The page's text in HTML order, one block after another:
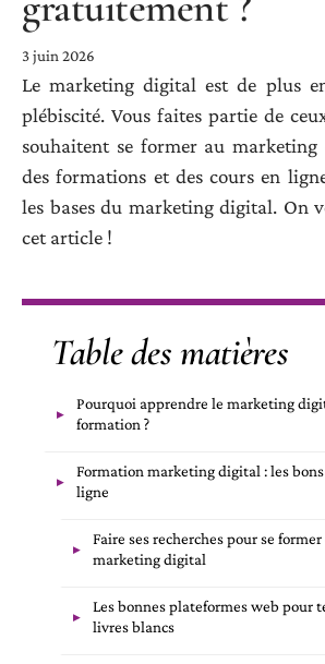
3 juin 2026
Le marketing digital est de plus
plébiscité. Vous faites partie de
souhaitent se former au
des formations et des cours en
les bases du marketing digital. On
cet article !
Table des matières
Pourquoi apprendre le marketing
formation ?
Formation marketing digital : les
ligne
Faire ses recherches pour se
marketing digital
Les bonnes plateformes web pour
livres blancs